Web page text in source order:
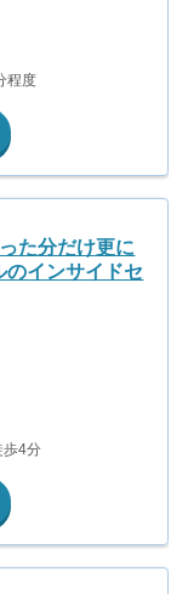
程度
た分だけ更に
のインサイドセ
4分